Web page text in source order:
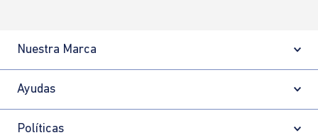
Nuestra Marca
Ayudas
Políticas